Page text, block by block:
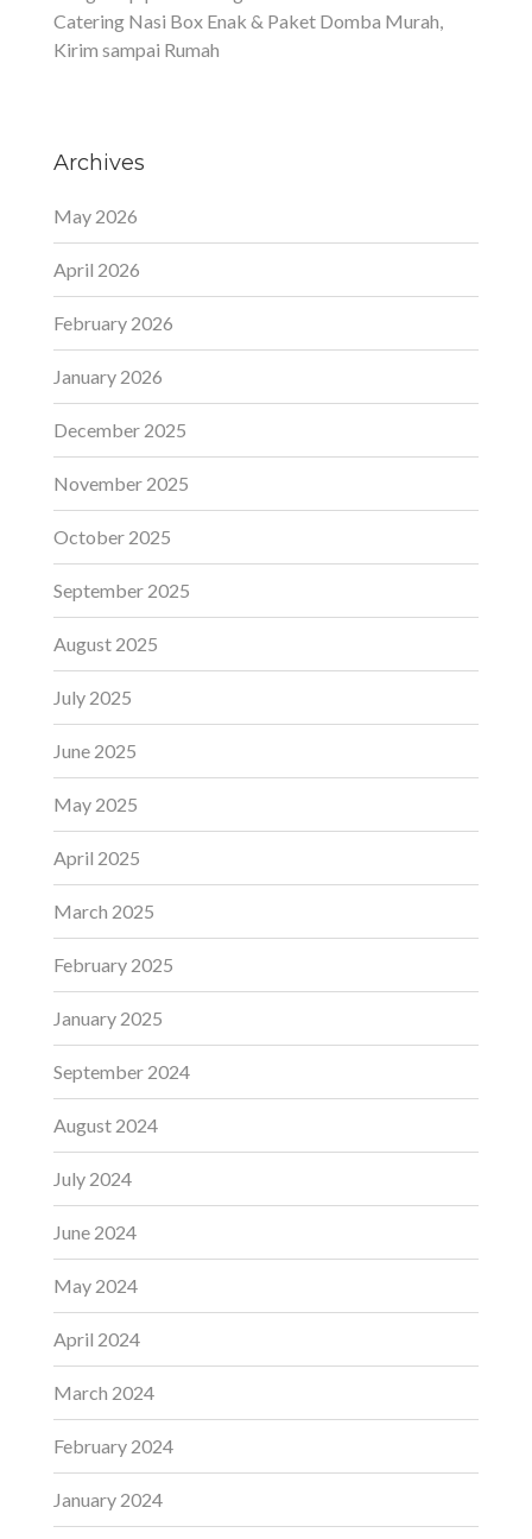
Catering Nasi Box Enak & Paket Domba Murah,
Kirim sampai Rumah
Archives
May 2026
April 2026
February 2026
January 2026
December 2025
November 2025
October 2025
September 2025
August 2025
July 2025
June 2025
May 2025
April 2025
March 2025
February 2025
January 2025
September 2024
August 2024
July 2024
June 2024
May 2024
April 2024
March 2024
February 2024
January 2024